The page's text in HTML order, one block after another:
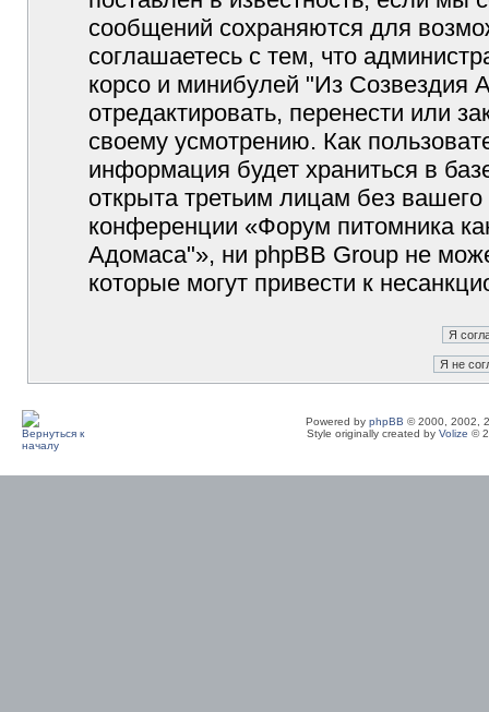
сообщений сохраняются для
соглашаетесь с тем, что
корсо и минибулей "Из Созвездия
отредактировать, перенести или
своему усмотрению. Как
информация будет храниться в
открыта третьим лицам без
конференции «Форум питомника
Адомаса"», ни phpBB Group не
которые могут привести к
Powered by phpBB © 2000, 2002,
Style originally created by Volize ©